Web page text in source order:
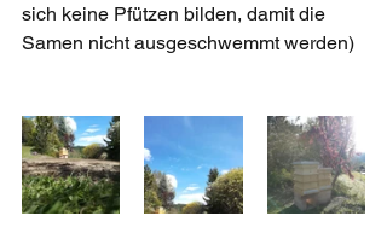
sich keine Pfützen bilden, damit die
Samen nicht ausgeschwemmt werden)